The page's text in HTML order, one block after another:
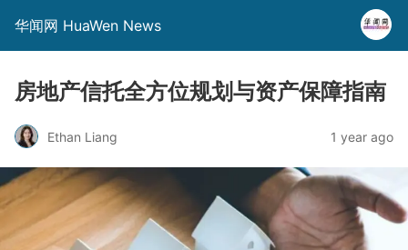
华闻网 HuaWen News
房地产信托全方位规划与资产保障指南
Ethan Liang 1 year ago